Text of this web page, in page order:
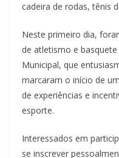
cadeira de rodas, tênis
Neste primeiro dia,
de atletismo e
Municipal, que
marcaram o início de
de experiências e
esporte.
Interessados em
se inscrever